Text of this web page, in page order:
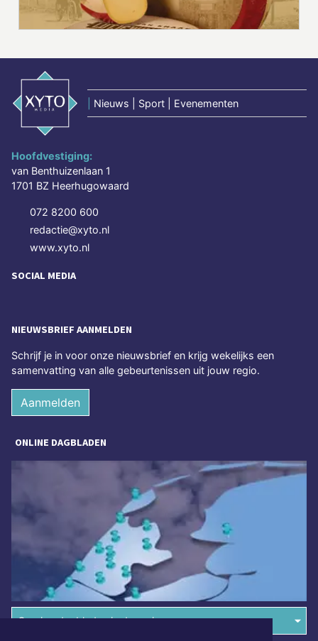
Nieuws | Sport | Evenementen
Hoofdvestiging:
van Benthuizenlaan 1
1701 BZ Heerhugowaard
072 8200 600
redactie@xyto.nl
www.xyto.nl
SOCIAL MEDIA
NIEUWSBRIEF AANMELDEN
Schrijf je in voor onze nieuwsbrief en krijg wekelijks een
samenvatting van alle gebeurtenissen uit jouw regio.
Aanmelden
ONLINE DAGBLADEN
Overige dagbladen in de regio